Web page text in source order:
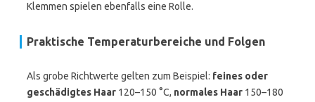
Klemmen spielen ebenfalls eine Rolle.
Praktische Temperaturbereiche und Folgen
Als grobe Richtwerte gelten zum Beispiel: feines oder
geschädigtes Haar 120–150 °C, normales Haar 150–180